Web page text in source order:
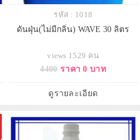
รหัส : 1018
ดันฝุ่น(ไม่มีกลิ่น) WAVE 30 ลิตร
views 1529 คน
4400 ราคา 0 บาท
ดูรายละเอียด